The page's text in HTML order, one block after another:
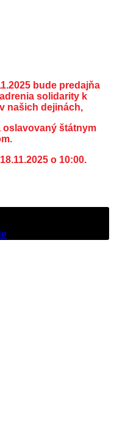
bude predajňa
solidarity k
našich dejinách,
oslavovaný štátnym
o 10:00.